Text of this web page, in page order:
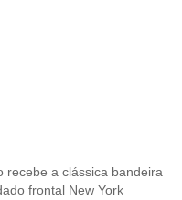
recebe a clássica bandeira
frontal New York